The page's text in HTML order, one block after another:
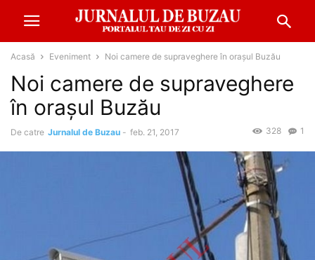
Acasă Eveniment Noi camere de supraveghere în oraşul Buzău
Noi camere de supraveghere
în oraşul Buzău
De catre Jurnalul de Buzau - feb. 21, 2017 1
328